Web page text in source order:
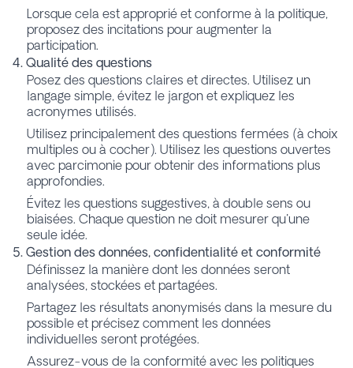
Lorsque cela est approprié et conforme à la politique,
proposez des incitations pour augmenter la
participation.
4. Qualité des questions
Posez des questions claires et directes. Utilisez un
langage simple, évitez le jargon et expliquez les
acronymes utilisés.
Utilisez principalement des questions fermées (à choix
multiples ou à cocher). Utilisez les questions ouvertes
avec parcimonie pour obtenir des informations plus
approfondies.
Évitez les questions suggestives, à double sens ou
biaisées. Chaque question ne doit mesurer qu'une
seule idée.
5. Gestion des données, confidentialité et conformité
Définissez la manière dont les données seront
analysées, stockées et partagées.
Partagez les résultats anonymisés dans la mesure du
possible et précisez comment les données
individuelles seront protégées.
Assurez-vous de la conformité avec les politiques